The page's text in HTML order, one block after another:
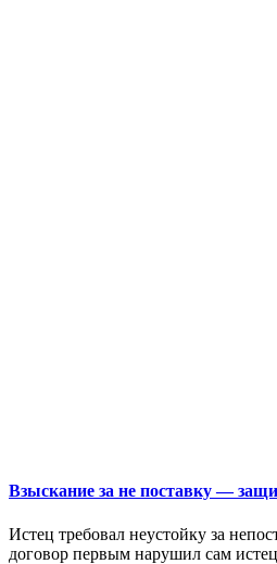
Взыскание за не поставку —
Истец требовал неустойку за
договор первым нарушил сам